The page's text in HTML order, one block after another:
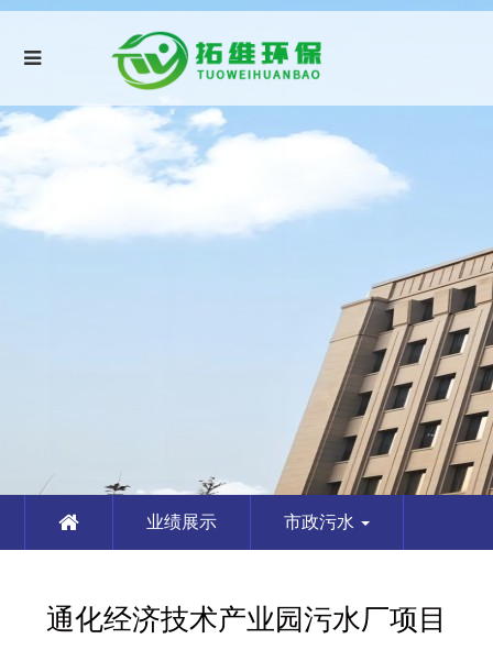
业绩展示 市政污水
通化经济技术产业园污水厂项目